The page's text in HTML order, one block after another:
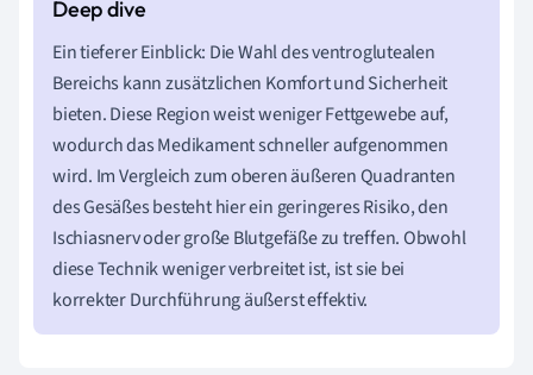
Ein tieferer Einblick: Die Wahl des ventroglutealen
Bereichs kann zusätzlichen Komfort und Sicherheit
bieten. Diese Region weist weniger Fettgewebe auf,
wodurch das Medikament schneller aufgenommen
wird. Im Vergleich zum oberen äußeren Quadranten
des Gesäßes besteht hier ein geringeres Risiko, den
Ischiasnerv oder große Blutgefäße zu treffen. Obwohl
diese Technik weniger verbreitet ist, ist sie bei
korrekter Durchführung äußerst effektiv.